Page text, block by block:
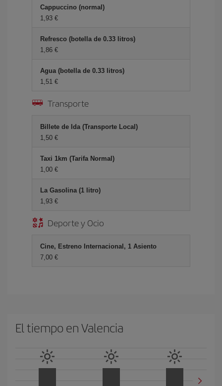
Cappuccino (normal)
1,93 €
Refresco (botella de 0.33 litros)
1,86 €
Agua (botella de 0.33 litros)
1,51 €
Transporte
Billete de Ida (Transporte Local)
1,50 €
Taxi 1km (Tarifa Normal)
1,00 €
La Gasolina (1 litro)
1,93 €
Deporte y Ocio
Cine, Estreno Internacional, 1 Asiento
7,00 €
El tiempo en Valencia